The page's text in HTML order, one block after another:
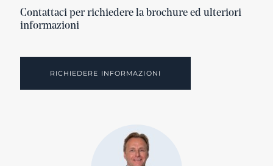
Contattaci per richiedere la brochure ed ulteriori
informazioni
RICHIEDERE INFORMAZIONI